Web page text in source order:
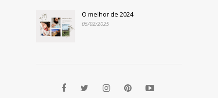
O melhor de 2024
05/02/2025